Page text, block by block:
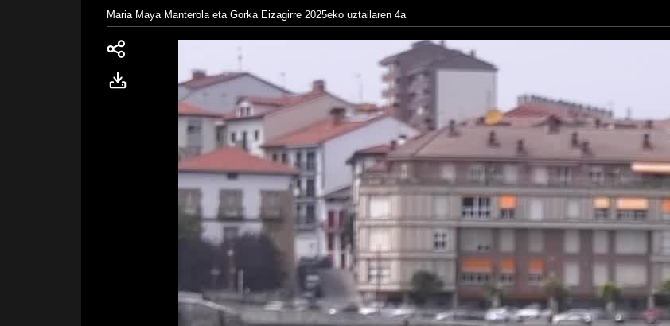
Maria Maya Manterola eta Gorka Eizagirre 2025eko uztailaren 4a